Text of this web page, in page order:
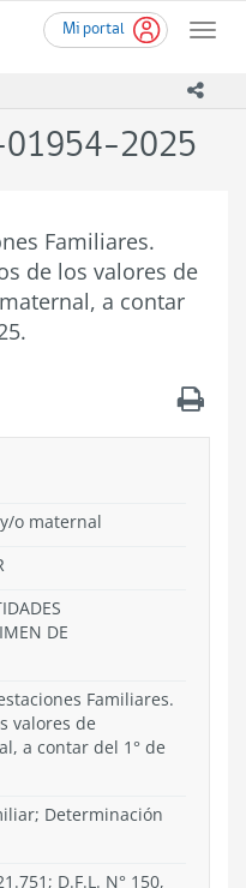
Mi portal
Toggle
2025
Familiares.
de los valores de
a contar
o maternal
DE
Familiares.
valores de
a contar del 1° de
Determinación
D.F.L. N° 150,